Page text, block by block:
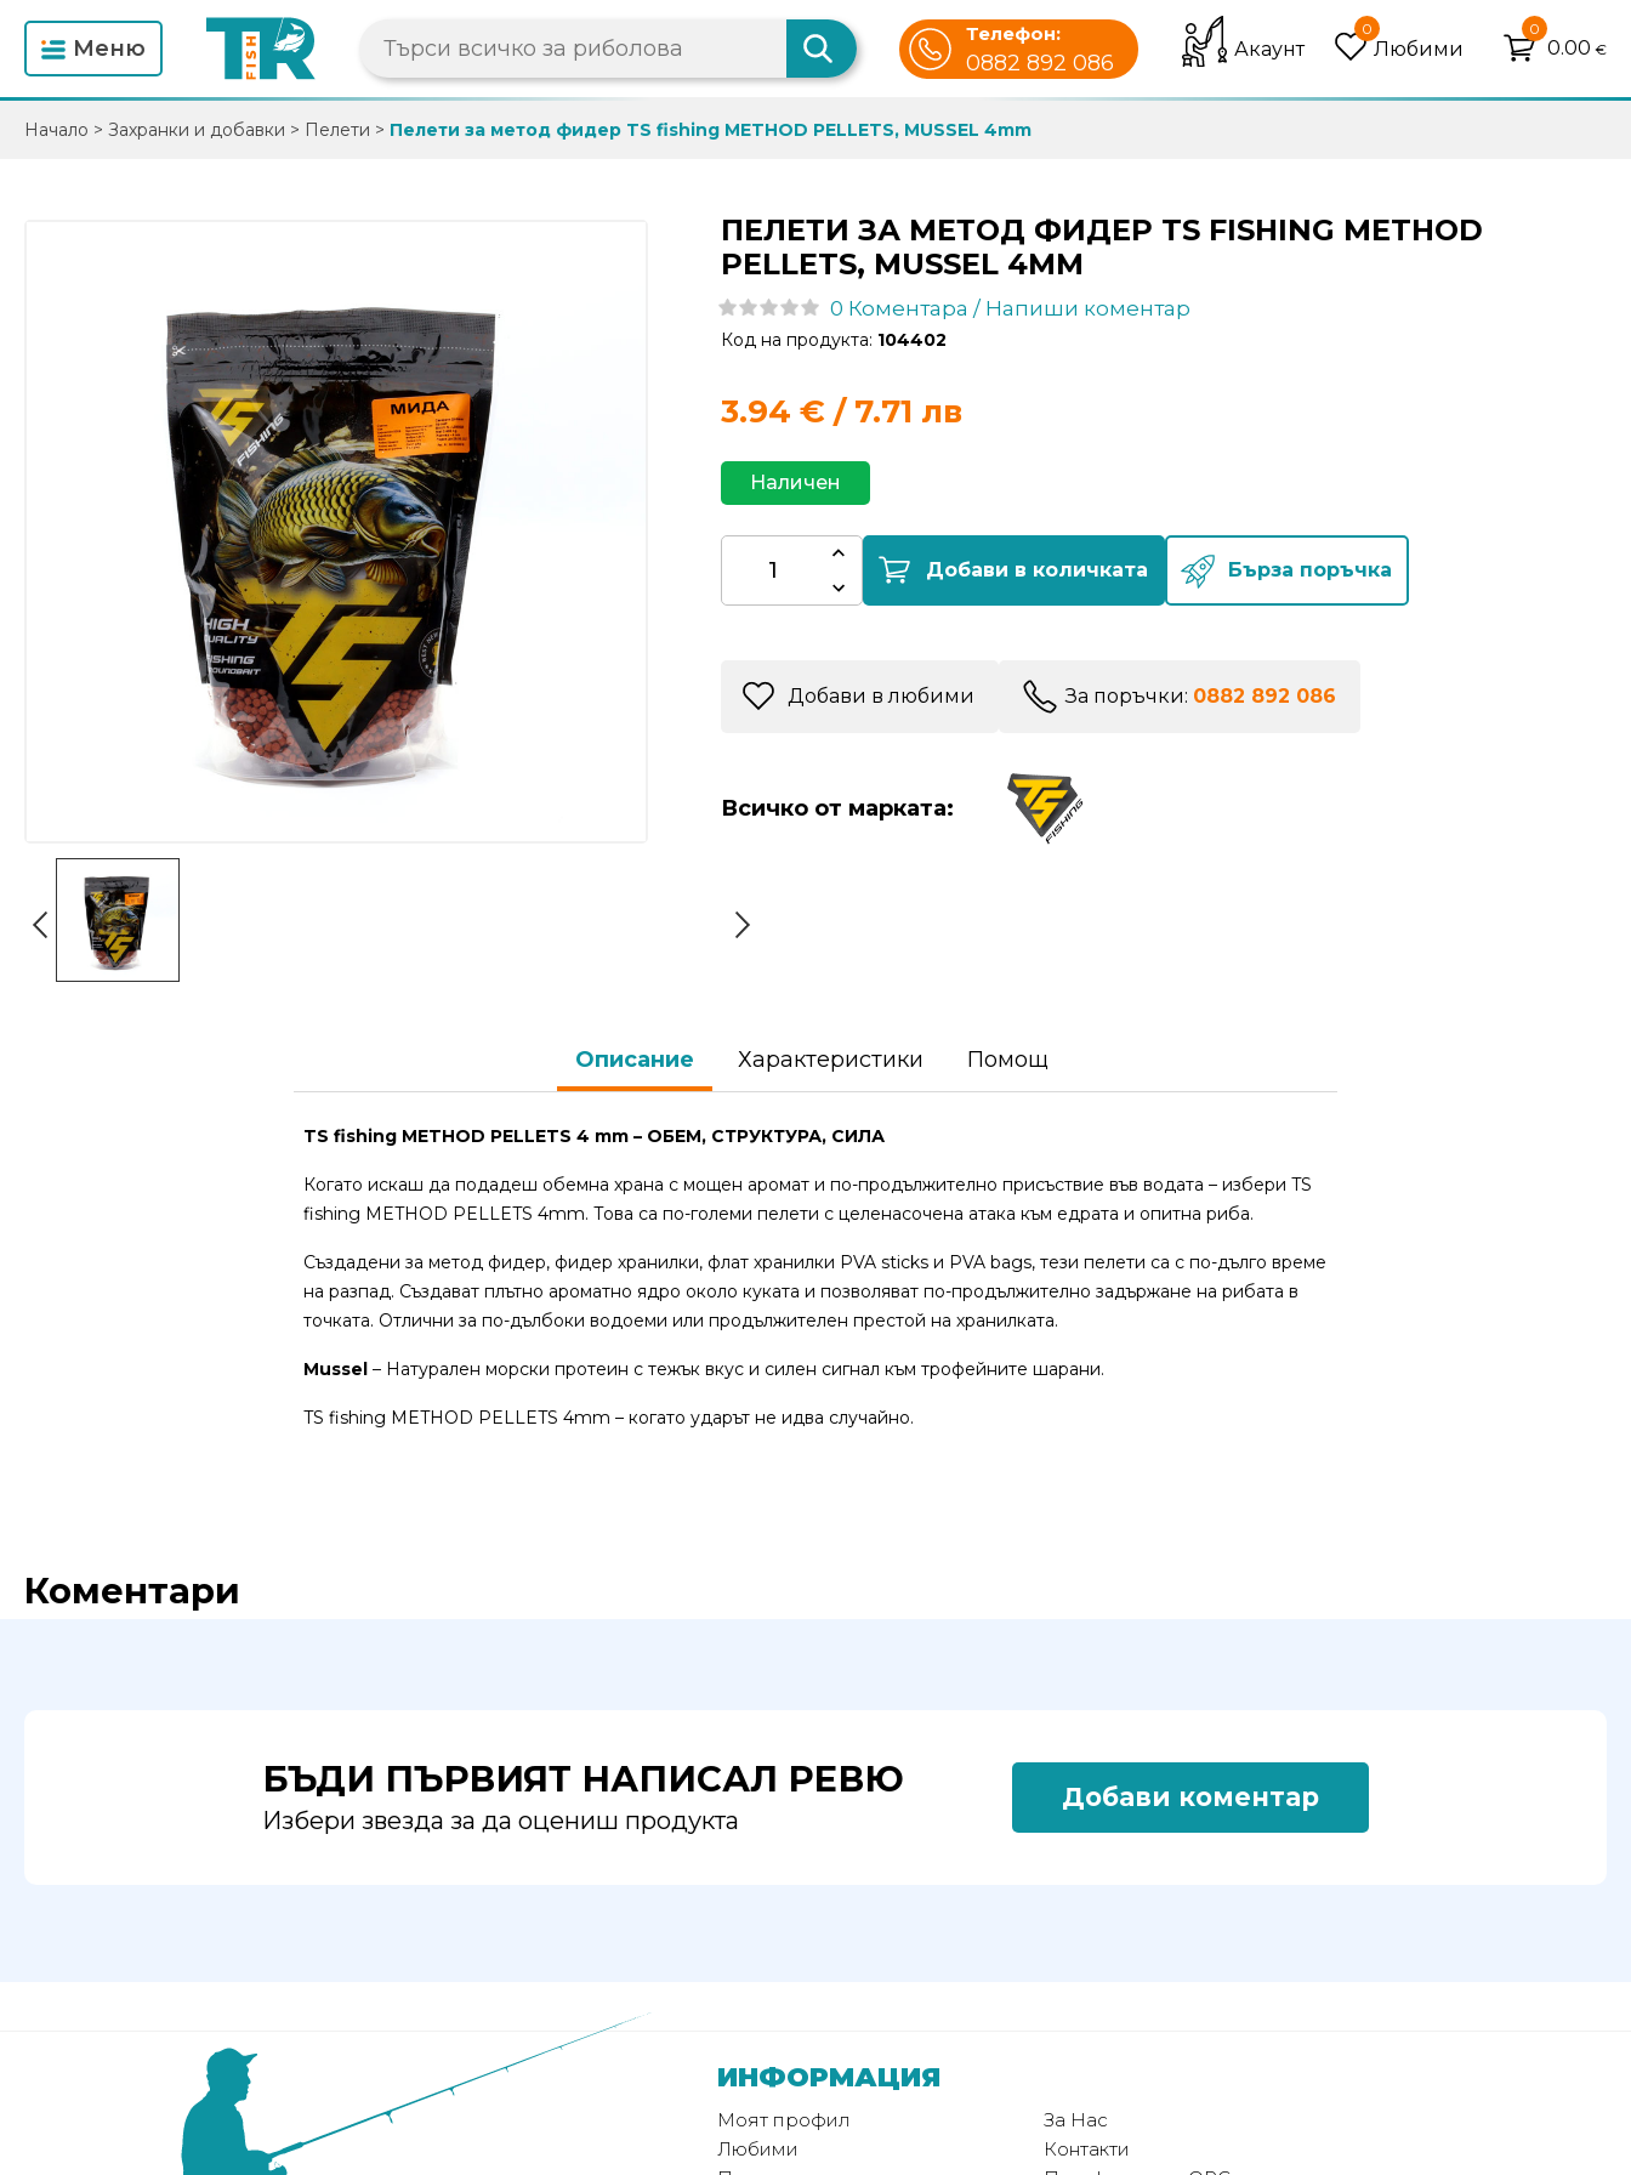
Mеню
Телефон:
0882 892 086
Акаунт
0
Любими
0
0.00 €
Начало > Захранки и добавки > Пелети > Пелети за метод фидер TS fishing METHOD PELLETS, MUSSEL 4mm
ПЕЛЕТИ ЗА МЕТОД ФИДЕР TS FISHING METHOD
PELLETS, MUSSEL 4MM
0 Коментара / Напиши коментар
Код на продукта: 104402
3.94 € / 7.71 лв
Наличен
Добави в количката Бърза поръчка
Добави в любими За поръчки: 0882 892 086
Всичко от марката:
Описание Характеристики Помощ
TS fishing METHOD PELLETS 4 mm – ОБЕМ, СТРУКТУРА, СИЛА
Когато искаш да подадеш обемна храна с мощен аромат и по-продължително присъствие във водата – избери TS
fishing METHOD PELLETS 4mm. Това са по-големи пелети с целенасочена атака към едрата и опитна риба.
Създадени за метод фидер, фидер хранилки, флат хранилки PVA sticks и PVA bags, тези пелети са с по-дълго време
на разпад. Създават плътно ароматно ядро около куката и позволяват по-продължително задържане на рибата в
точката. Отлични за по-дълбоки водоеми или продължителен престой на хранилката.
Mussel– Натурален морски протеин с тежък вкус и силен сигнал към трофейните шарани.
TS fishing METHOD PELLETS 4mm – когато ударът не идва случайно.
Коментари
БЪДИ ПЪРВИЯТ НАПИСАЛ РЕВЮ
Избери звезда за да оцениш продукта
Добави коментар
ИНФОРМАЦИЯ
Моят профил
Любими
За Нас
Контакти